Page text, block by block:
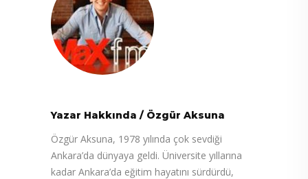
Yazar Hakkında / Özgür Aksuna
Özgür Aksuna, 1978 yılında çok sevdiği
Ankara’da dünyaya geldi. Üniversite yıllarına
kadar Ankara’da eğitim hayatını sürdürdü,